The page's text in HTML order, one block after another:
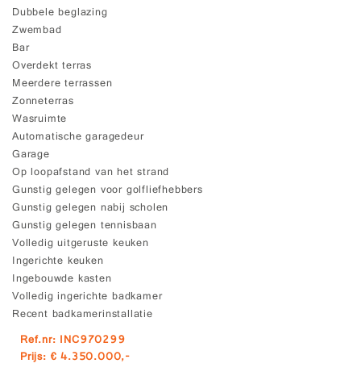
Dubbele beglazing
Zwembad
Bar
Overdekt terras
Meerdere terrassen
Zonneterras
Wasruimte
Automatische garagedeur
Garage
Op loopafstand van het strand
Gunstig gelegen voor golfliefhebbers
Gunstig gelegen nabij scholen
Gunstig gelegen tennisbaan
Volledig uitgeruste keuken
Ingerichte keuken
Ingebouwde kasten
Volledig ingerichte badkamer
Recent badkamerinstallatie
Ref.nr: INC970299
Prijs: € 4.350.000,-